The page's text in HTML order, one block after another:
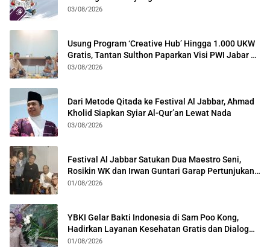
Lintas Generasi
03/08/2026
Usung Program ‘Creative Hub’ Hingga 1.000 UKW
Gratis, Tantan Sulthon Paparkan Visi PWI Jabar di
Kota Bogor
03/08/2026
Dari Metode Qitada ke Festival Al Jabbar, Ahmad
Kholid Siapkan Syiar Al-Qur’an Lewat Nada
03/08/2026
Festival Al Jabbar Satukan Dua Maestro Seni,
Rosikin WK dan Irwan Guntari Garap Pertunjukan
Kolosal
01/08/2026
YBKI Gelar Bakti Indonesia di Sam Poo Kong,
Hadirkan Layanan Kesehatan Gratis dan Dialog
Kebangsaan
01/08/2026